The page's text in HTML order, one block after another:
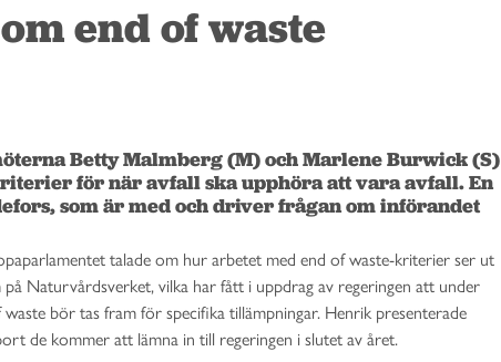
end of waste
Betty Malmberg (M) och Marlene Burwick (S)
för när avfall ska upphöra att vara avfall. En
som är med och driver frågan om införandet
talade om hur arbetet med end of waste-kriterier ser ut
Naturvårdsverket, vilka har fått i uppdrag av regeringen att under
bör tas fram för specifika tillämpningar. Henrik presenterade
de kommer att lämna in till regeringen i slutet av året.